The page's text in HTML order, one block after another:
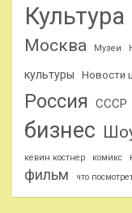
Культура
Москва Музеи
культуры Новости
Россия СССР
бизнес
кевин костнер комикс
фильм
что